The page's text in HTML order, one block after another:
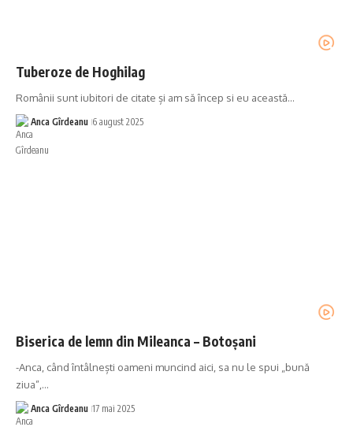
Tuberoze de Hoghilag
Românii sunt iubitori de citate și am să încep si eu această…
Anca Gîrdeanu 6 august 2025
Biserica de lemn din Mileanca – Botoșani
-Anca, când întâlnești oameni muncind aici, sa nu le spui „bună
ziua”,…
Anca Gîrdeanu 17 mai 2025